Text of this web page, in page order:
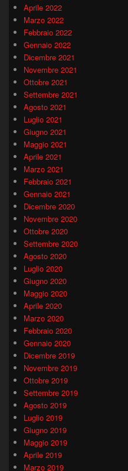
Aprile 2022
Marzo 2022
Febbraio 2022
Gennaio 2022
Dicembre 2021
Novembre 2021
Ottobre 2021
Settembre 2021
Agosto 2021
Luglio 2021
Giugno 2021
Maggio 2021
Aprile 2021
Marzo 2021
Febbraio 2021
Gennaio 2021
Dicembre 2020
Novembre 2020
Ottobre 2020
Settembre 2020
Agosto 2020
Luglio 2020
Giugno 2020
Maggio 2020
Aprile 2020
Marzo 2020
Febbraio 2020
Gennaio 2020
Dicembre 2019
Novembre 2019
Ottobre 2019
Settembre 2019
Agosto 2019
Luglio 2019
Giugno 2019
Maggio 2019
Aprile 2019
Marzo 2019